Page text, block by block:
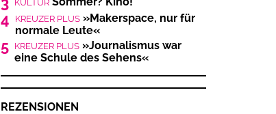
KULTUR
4 KREUZER PLUS »Makerspace, nur für
normale Leute«
5 KREUZER PLUS »Journalismus war
eine Schule des Sehens«
REZENSIONEN